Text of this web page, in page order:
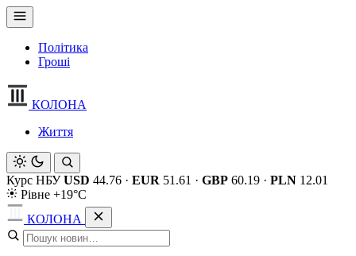
Політика
Гроші
КОЛОНА
Життя
Курс НБУ USD 44.76 · EUR 51.61 · GBP 60.19 · PLN 12.01
Рівне +19°C
КОЛОНА